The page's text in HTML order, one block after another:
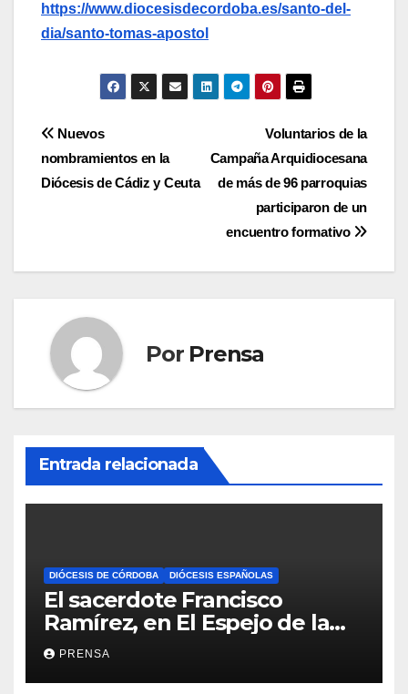
https://www.diocesisdecordoba.es/santo-del-
dia/santo-tomas-apostol
Navegación
de
Voluntarios de la
Campaña Arquidiocesana
de más de 96 parroquias
participaron de un
encuentro formativo
Nuevos
nombramientos en la
Diócesis de Cádiz y Ceuta
Por Prensa
Entrada relacionada
DIÓCESIS DE CÓRDOBA DIÓCESIS ESPAÑOLAS
El sacerdote Francisco
Ramírez, en El Espejo de la
Iglesia
PRENSA